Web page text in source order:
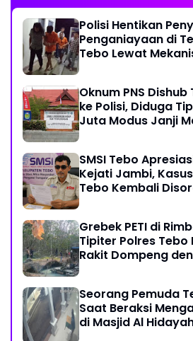
Polisi Hentikan
Penganiayaan di
Tebo Lewat
Oknum PNS
ke Polisi, Diduga
Juta Modus Janji
SMSI Tebo
Kejati Jambi, Kasus
Tebo Kembali
Grebek PETI di
Tipiter Polres Tebo
Rakit Dompeng
Seorang Pemuda
Saat Beraksi
di Masjid Al